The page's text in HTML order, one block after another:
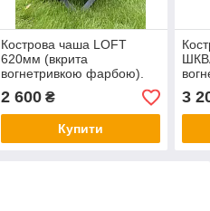
Кострова чаша LOFT
620мм (вкрита
вогнетривкою фарбою).
2 600₴
Купити
3